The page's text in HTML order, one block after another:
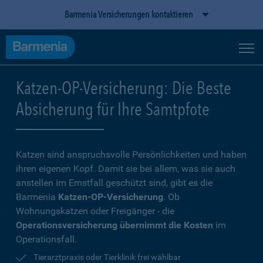
Barmenia Versicherungen kontaktieren
Katzen-OP-Versicherung: Die Beste
Absicherung für Ihre Samtpfote
Katzen sind anspruchsvolle Persönlichkeiten und haben
ihren eigenen Kopf. Damit sie bei allem, was sie auch
anstellen im Ernstfall geschützt sind, gibt es die
Barmenia Katzen-OP-Versicherung. Ob
Wohnungskatzen oder Freigänger - die
Operationsversicherung übernimmt die Kosten im
Operationsfall.
Tierarztpraxis oder Tierklinik frei wählbar